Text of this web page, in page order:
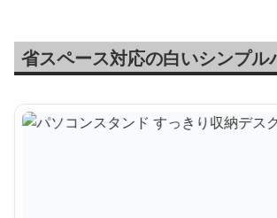
省スペース対応の白いシンプル